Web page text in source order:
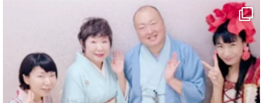
#旅行好きと繋がりたい
5 X